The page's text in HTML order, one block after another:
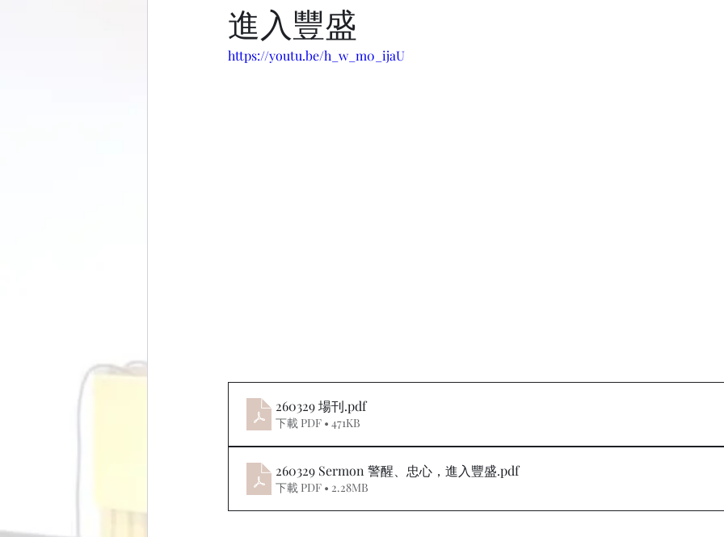
進入豐盛
https://youtu.be/h_w_m0_ijaU
260329 場刊.pdf
下載 PDF • 471KB
260329 Sermon 警醒、忠心，進入豐盛.pdf
下載 PDF • 2.28MB